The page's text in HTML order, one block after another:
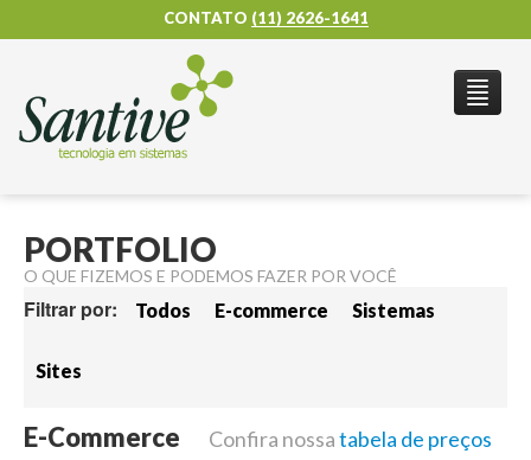
CONTATO (11) 2626-1641
CONTATO
PORTFOLIO
O QUE FIZEMOS E PODEMOS FAZER POR VOCÊ
Filtrar por: Todos E-commerce Sistemas
Sites
E-Commerce Confira nossatabela de preços